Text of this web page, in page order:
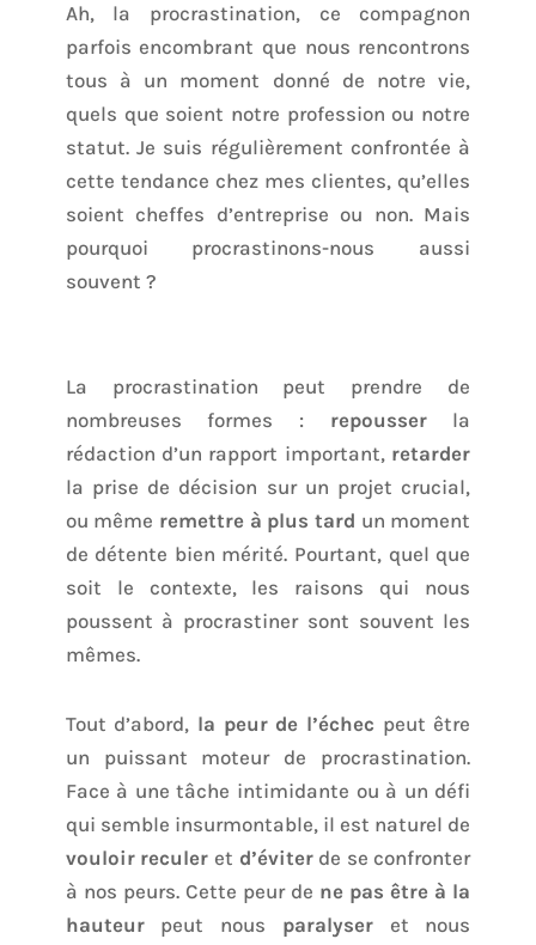
Ah, la procrastination, ce compagnon
parfois encombrant que nous rencontrons
tous à un moment donné de notre vie,
quels que soient notre profession ou notre
statut. Je suis régulièrement confrontée à
cette tendance chez mes clientes, qu’elles
soient cheffes d’entreprise ou non. Mais
pourquoi procrastinons-nous aussi
souvent ?
La procrastination peut prendre de
nombreuses formes : repousser la
rédaction d’un rapport important, retarder
la prise de décision sur un projet crucial,
ou même remettre à plus tard un moment
de détente bien mérité. Pourtant, quel que
soit le contexte, les raisons qui nous
poussent à procrastiner sont souvent les
mêmes.
Tout d’abord, la peur de l’échec peut être
un puissant moteur de procrastination.
Face à une tâche intimidante ou à un défi
qui semble insurmontable, il est naturel de
vouloir reculer et d’éviterde se confronter
à nos peurs. Cette peur de ne pas être à la
hauteurpeut nous paralyseret nous